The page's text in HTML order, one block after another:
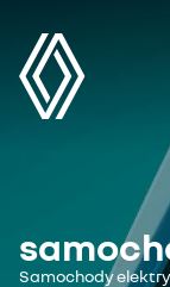
Samochody